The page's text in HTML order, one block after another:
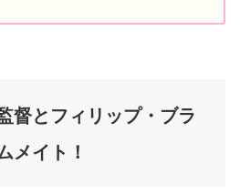
督とフィリップ・ブラ
メイト！